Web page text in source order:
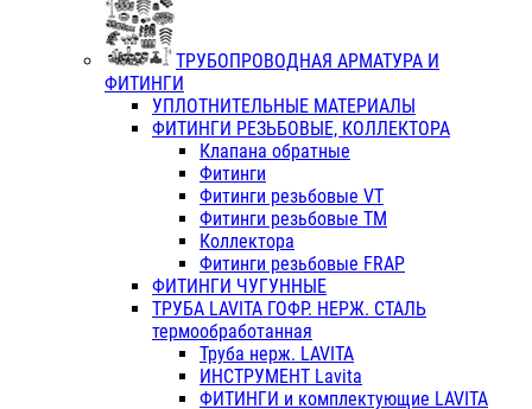
ТРУБОПРОВОДНАЯ АРМАТУРА И
ФИТИНГИ
УПЛОТНИТЕЛЬНЫЕ МАТЕРИАЛЫ
ФИТИНГИ РЕЗЬБОВЫЕ, КОЛЛЕКТОРА
Клапана обратные
Фитинги
Фитинги резьбовые VT
Фитинги резьбовые ТМ
Коллектора
Фитинги резьбовые FRAP
ФИТИНГИ ЧУГУННЫЕ
ТРУБА LAVITA ГОФР. НЕРЖ. СТАЛЬ
термообработанная
Труба нерж. LAVITA
ИНСТРУМЕНТ Lavita
ФИТИНГИ и комплектующие LAVITA